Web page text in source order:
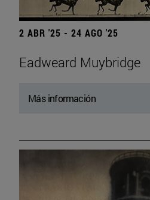
2 ABR '25 - 24 AGO '25
Eadweard Muybridge
Más información